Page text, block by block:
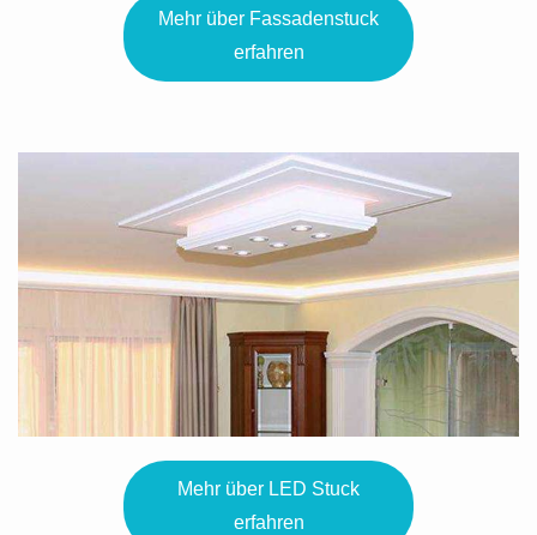
Mehr über Fassadenstuck
erfahren
Mehr über LED Stuck
erfahren